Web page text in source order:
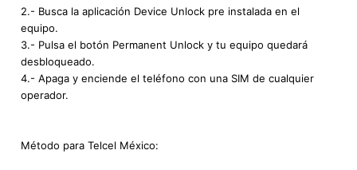
2.- Busca la aplicación Device Unlock pre instalada en el
equipo.
3.- Pulsa el botón Permanent Unlock y tu equipo quedará
desbloqueado.
4.- Apaga y enciende el teléfono con una SIM de cualquier
operador.
Método para Telcel México: